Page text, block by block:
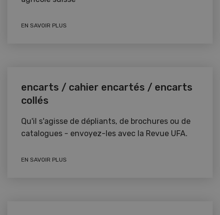
EN SAVOIR PLUS
encarts / cahier encartés / encarts
collés
Qu'il s'agisse de dépliants, de brochures ou de
catalogues - envoyez-les avec la Revue UFA.
EN SAVOIR PLUS